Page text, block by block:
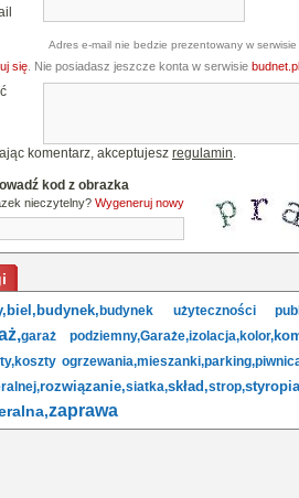
Adres e-mail nie bedzie prezentowany w
się . Nie posiadasz jeszcze konta w serwisie budnet.pl
komentarz, akceptujesz regulamin.
kod z obrazka
nieczytelny? Wygeneruj nowy
biel, budynek, budynek użyteczności
garaż podziemny,Garaże,izolacja,kolor,
koszty ogrzewania,mieszanki,parking,
rozwiązanie,siatka,skład,strop,
zaprawa